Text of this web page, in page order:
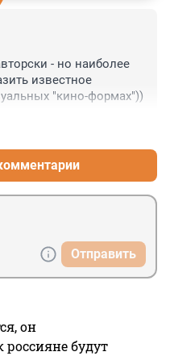
- но наиболее
известное
"кино-формах"))
Отправить
он
россияне будут